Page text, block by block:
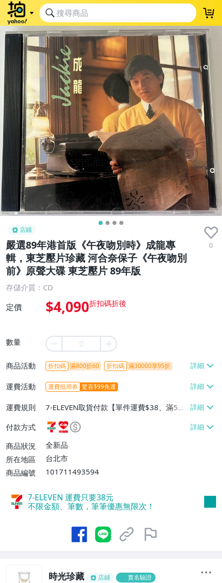
店鋪
嚴選89年港首版《午夜吻別時》成龍專
輯，東芝壓片珍藏 河合奈保子《午夜吻別
前》原聲大碟 東芝壓片 89年版
0
存儲介質：CD
定價 $4,090
數量
商品活動 折扣碼 滿800折60 折扣碼 滿30000享95折
運費活動 運費抵用券 驚喜$99免運
運費規則
7-ELEVEN取貨付款【單件運費$38、滿5件
或消費滿$1298免運費】、7-ELEVEN取貨
不付款【免運費】、萊爾富取貨付款【單件
運費$60、滿5件或消費滿$1298免運
費】、宅配/貨運【單件運費$120、滿5件
付款方式
商品狀況
全新品
所在地區
台北市
商品編號
101711493594
7-ELEVEN 運費只要38元
不限金額、筆數，筆筆優惠無限次！
時光珍藏 店鋪 實名驗證